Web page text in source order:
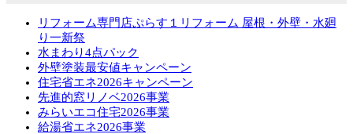
リフォーム専門店ぷらす１リフォーム 屋根・外壁・水廻
り一新祭
水まわり4点パック
外壁塗装最安値キャンペーン
住宅省エネ2026キャンペーン
先進的窓リノベ2026事業
みらいエコ住宅2026事業
給湯省エネ2026事業